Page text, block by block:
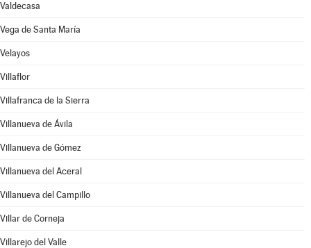
Valdecasa
Vega de Santa María
Velayos
Villaflor
Villafranca de la Sierra
Villanueva de Ávila
Villanueva de Gómez
Villanueva del Aceral
Villanueva del Campillo
Villar de Corneja
Villarejo del Valle